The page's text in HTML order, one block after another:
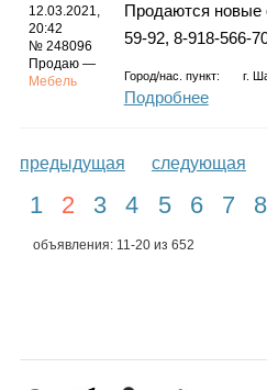
12.03.2021,
20:42
№ 248096
Продаю —
Мебель
Продаются новые
59-92, 8-918-566-
Город/нас. пункт: г.
Подробнее
предыдущая следующая
1 2 3 4 5 6 7 8
объявления: 11-20 из 652